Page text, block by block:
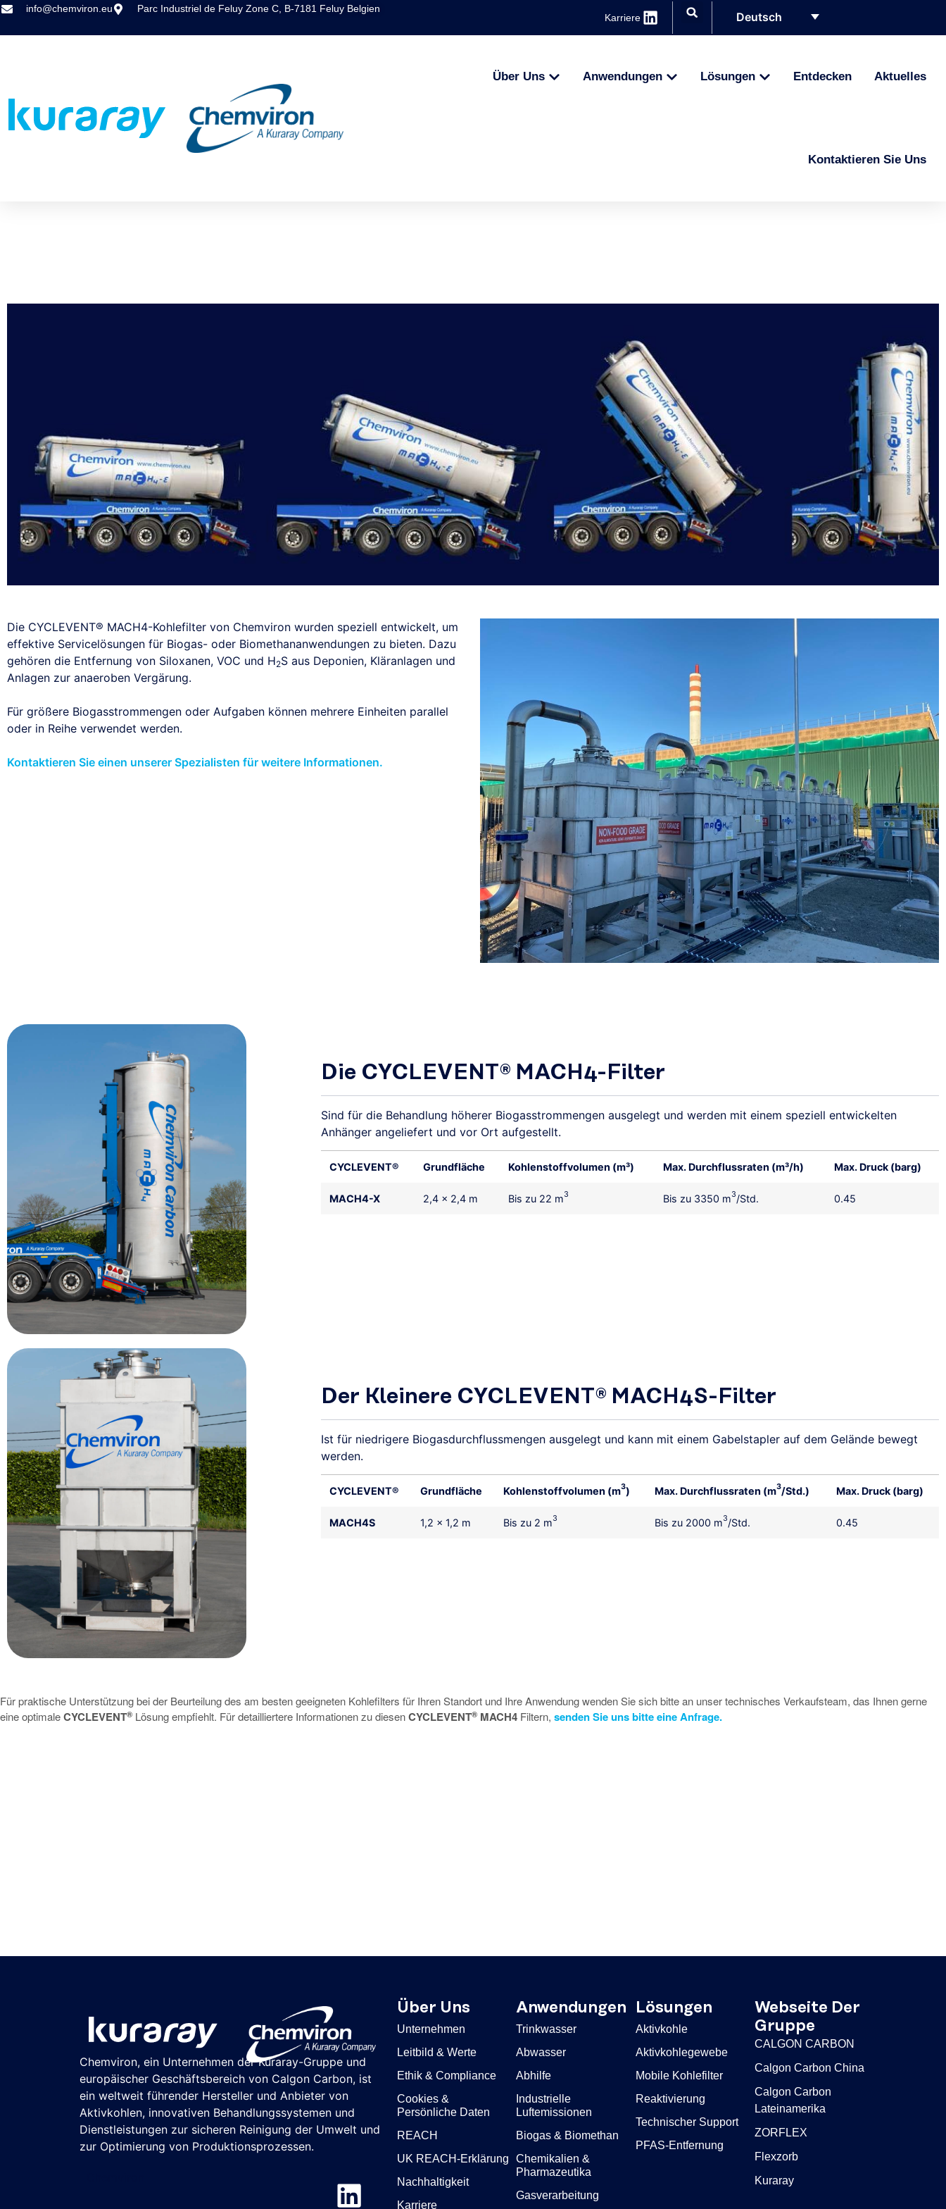
info@chemviron.eu Parc Industriel de Feluy Zone C, B-7181 Feluy Belgien
Karriere Deutsch
Über Uns Anwendungen Lösungen Entdecken Aktuelles
Kontaktieren Sie Uns
Die CYCLEVENT® MACH4-Kohlefilter von Chemviron wurden speziell entwickelt, um
effektive Servicelösungen für Biogas- oder Biomethananwendungen zu bieten. Dazu
gehören die Entfernung von Siloxanen, VOC und H2S aus Deponien, Kläranlagen und
Anlagen zur anaeroben Vergärung.
Für größere Biogasstrommengen oder Aufgaben können mehrere Einheiten parallel
oder in Reihe verwendet werden.
Kontaktieren Sie einen unserer Spezialisten für weitere Informationen.
Die CYCLEVENT® MACH4-Filter
Sind für die Behandlung höherer Biogasstrommengen ausgelegt und werden mit einem speziell entwickelten
Anhänger angeliefert und vor Ort aufgestellt.
CYCLEVENT® Grundfläche Kohlenstoffvolumen (m³) Max. Durchflussraten (m³/h) Max. Druck (barg)
MACH4-X 2,4 x 2,4 m Bis zu 22 m3 Bis zu 3350 m3/Std. 0.45
Der Kleinere CYCLEVENT® MACH4S-Filter
Ist für niedrigere Biogasdurchflussmengen ausgelegt und kann mit einem Gabelstapler auf dem Gelände bewegt
werden.
CYCLEVENT® Grundfläche Kohlenstoffvolumen (m3) Max. Durchflussraten (m3/Std.) Max. Druck (barg)
MACH4S 1,2 x 1,2 m Bis zu 2 m3 Bis zu 2000 m3/Std. 0.45
Für praktische Unterstützung bei der Beurteilung des am besten geeigneten Kohlefilters für Ihren Standort und Ihre Anwendung wenden Sie sich bitte an unser technisches Verkaufsteam, das Ihnen gerne
eine optimaleCYCLEVENT® Lösung empfiehlt. Für detailliertere Informationen zu diesenCYCLEVENT® MACH4 Filtern, senden Sie uns bitte eine Anfrage.
Chemviron, ein Unternehmen der Kuraray-Gruppe und
europäischer Geschäftsbereich von Calgon Carbon, ist
ein weltweit führender Hersteller und Anbieter von
Aktivkohlen, innovativen Behandlungssystemen und
Dienstleistungen zur sicheren Reinigung der Umwelt und
zur Optimierung von Produktionsprozessen.
Über Uns
Unternehmen
Leitbild & Werte
Ethik & Compliance
Cookies &
Persönliche Daten
REACH
UK REACH-Erklärung
Nachhaltigkeit
Karriere
Anwendungen
Trinkwasser
Abwasser
Abhilfe
Industrielle
Luftemissionen
Biogas & Biomethan
Chemikalien &
Pharmazeutika
Gasverarbeitung
Lösungen
Aktivkohle
Aktivkohlegewebe
Mobile Kohlefilter
Reaktivierung
Technischer Support
PFAS-Entfernung
Webseite Der
Gruppe
CALGON CARBON
Calgon Carbon China
Calgon Carbon
Lateinamerika
ZORFLEX
Flexzorb
Kuraray